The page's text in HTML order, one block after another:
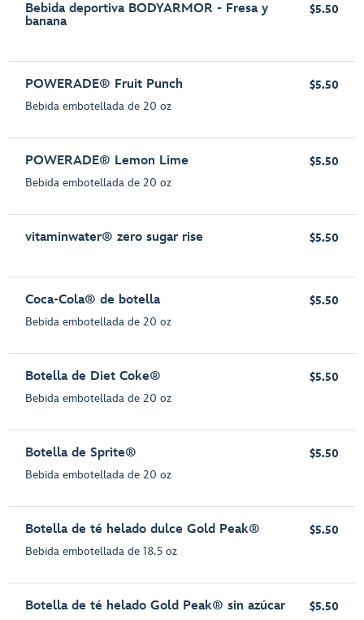
Bebida deportiva BODYARMOR - Fresa y
banana
$5.50
POWERADE® Fruit Punch
Bebida embotellada de 20 oz
$5.50
POWERADE® Lemon Lime
Bebida embotellada de 20 oz
$5.50
vitaminwater® zero sugar rise $5.50
Coca-Cola® de botella
Bebida embotellada de 20 oz
$5.50
Botella de Diet Coke®
Bebida embotellada de 20 oz
$5.50
Botella de Sprite®
Bebida embotellada de 20 oz
$5.50
Botella de té helado dulce Gold Peak®
Bebida embotellada de 18.5 oz
$5.50
Botella de té helado Gold Peak® sin azúcar $5.50